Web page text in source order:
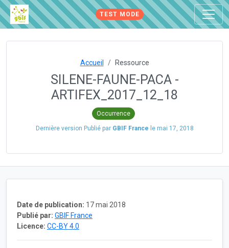
TEST MODE
Accueil Ressource
SILENE-FAUNE-PACA -
ARTIFEX_2017_12_18
Occurrence
Dernière version Publié par GBIF France le mai 17, 2018
Date de publication: 17 mai 2018
Publié par: GBIF France
Licence: CC-BY 4.0